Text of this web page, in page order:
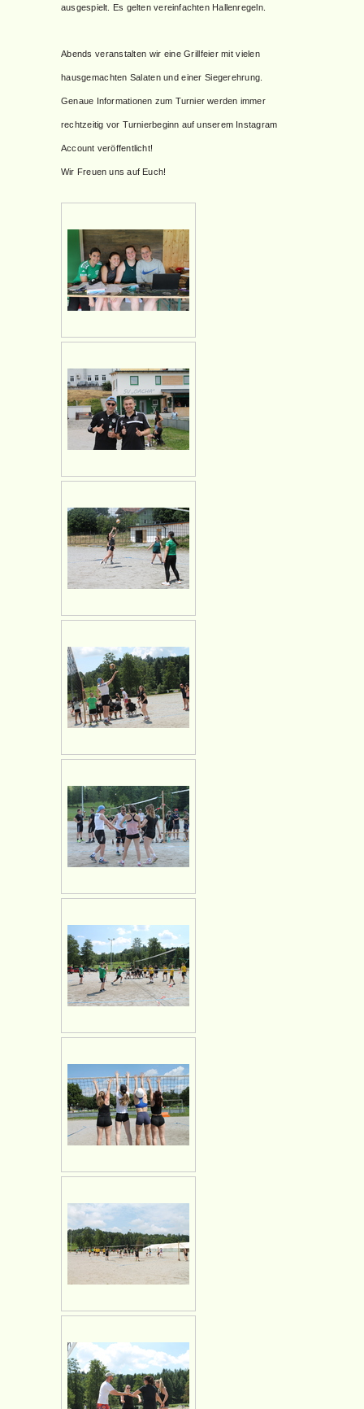
ausgespielt. Es gelten vereinfachten Hallenregeln.
Abends veranstalten wir eine Grillfeier mit vielen
hausgemachten Salaten und einer Siegerehrung.
Genaue Informationen zum Turnier werden immer
rechtzeitig vor Turnierbeginn auf unserem Instagram
Account veröffentlicht!
Wir Freuen uns auf Euch!